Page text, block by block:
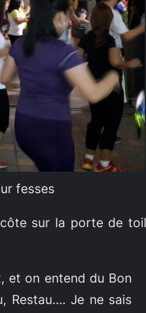
fesses
sur la porte de
et on entend du Bon
Restau…. Je ne sais